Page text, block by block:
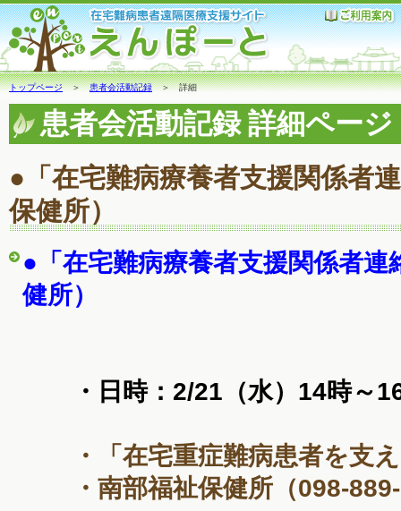
トップページ＞患者会活動記録＞ 詳細
患者会活動記録 詳細ページ
●「在宅難病療養者支援関係者
保健所）
●「在宅難病療養者支援関係者連
健所）
・日時：2/21（水）14時～
・「在宅重症難病患者を支え
・南部福祉保健所（098-